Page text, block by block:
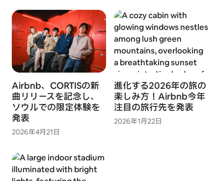
Airbnb、CORTISの新
曲リリースを記念し、
ソウルでの限定体験を
発表
2026年4月21日
進化する2026年の旅の
楽しみ方！Airbnb今年
注目の旅行先を発表
2026年1月22日